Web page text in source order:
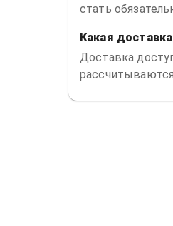
стать
Какая
Доставка